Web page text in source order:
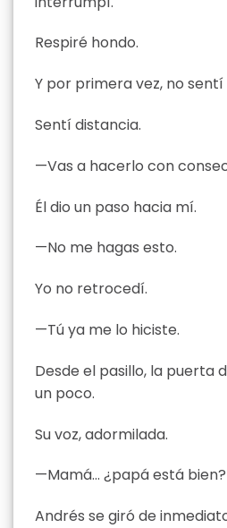
Respiré hondo.
Y por primera vez, no sentí
Sentí distancia.
—Vas a hacerlo con
Él dio un paso hacia mí.
—No me hagas esto.
Yo no retrocedí.
—Tú ya me lo hiciste.
Desde el pasillo, la puerta
un poco.
Su voz, adormilada.
—Mamá… ¿papá está bien?
Andrés se giró de